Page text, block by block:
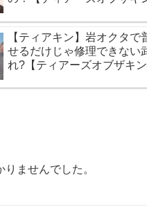
【ティアキン】岩オクタで
せるだけじゃ修理できない
れ?【ティアーズオブザキン
ませんでした。